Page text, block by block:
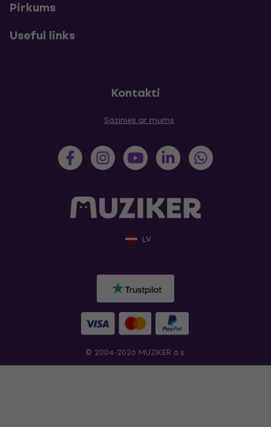
Pirkums
Useful links
Kontakti
Sazinies ar mums
LV
© 2004-2026 MUZIKER a.s.